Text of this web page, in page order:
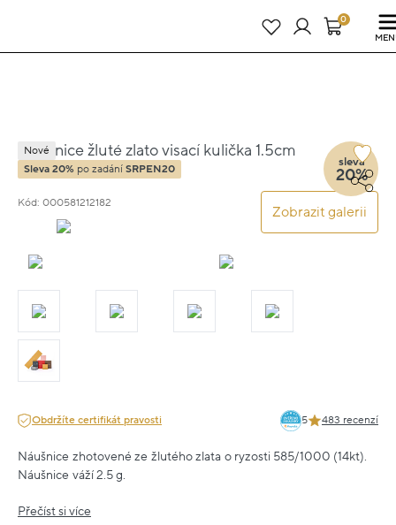
24 dní : 5h : 05m : 45s0
Náušnice žluté zlato visací kulička 1.5cm
2.5g
Kód: 000581212182
Zobrazit galerii
Nové
Sleva 20% po zadání SRPEN20
sleva
20%
Obdržíte certifikát pravosti 5 483 recenzí
Náušnice zhotovené ze žlutého zlata o ryzosti 585/1000 (14kt).
Náušnice váží 2.5 g.
Přečíst si více